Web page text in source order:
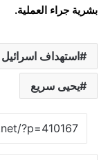
بشرية جراء العملية.
استهداف اسرائيل
يحيى سريع